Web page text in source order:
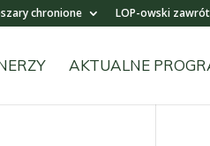
chronione LOP-owski
AKTUALNE